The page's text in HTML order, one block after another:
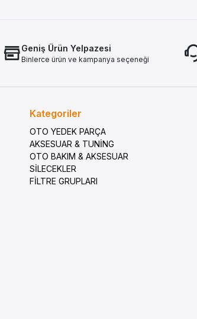
Geniş Ürün Yelpazesi
Binlerce ürün ve kampanya seçeneği
Kategoriler
OTO YEDEK PARÇA
AKSESUAR & TUNİNG
OTO BAKIM & AKSESUAR
SİLECEKLER
FİLTRE GRUPLARI